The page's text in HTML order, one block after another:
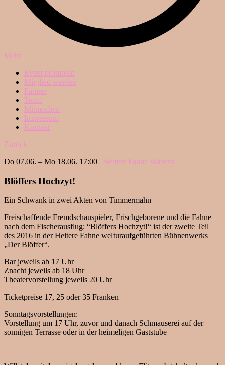
Mehr
Event promoten
Mitglied werden
Partner
Team
Mitmachen
Impressum
Kontakt
Zurück
Do 07.06. – Mo 18.06. 17:00 | Heitere Fahne Wabern |
Blöffers Hochzyt!
Ein Schwank in zwei Akten von Timmermahn
Freischaffende Fremdschauspieler, Frischgeborene und die Fahne
nach dem Fischerausflug: “Blöffers Hochzyt!“ ist der zweite Teil
des 2016 in der Heitere Fahne welturaufgeführten Bühnenwerks
„Der Blöffer“.
Bar jeweils ab 17 Uhr
Znacht jeweils ab 18 Uhr
Theatervorstellung jeweils 20 Uhr
Ticketpreise 17, 25 oder 35 Franken
Sonntagsvorstellungen:
Vorstellung um 17 Uhr, zuvor und danach Schmauserei auf der
sonnigen Terrasse oder in der heimeligen Gaststube
–